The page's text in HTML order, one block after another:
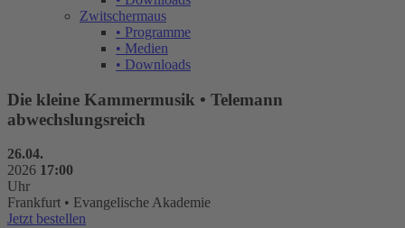
Zwitschermaus
• Programme
• Medien
• Downloads
Die kleine Kammermusik • Telemann
abwechslungsreich
26.04.
2026 17:00
Uhr
Frankfurt • Evangelische Akademie
Jetzt bestellen